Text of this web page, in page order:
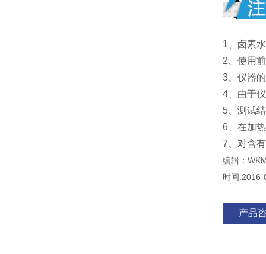
1、卤素
2、使用
3、仪器
4、由于
5、测试
6、在加
7、对含
编辑：
时间:2016-
产品